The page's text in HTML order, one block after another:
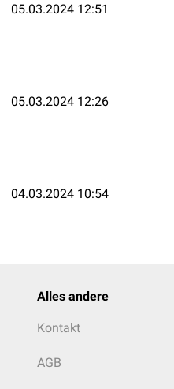
05.03.2024 12:51
05.03.2024 12:26
04.03.2024 10:54
Alles andere
Kontakt
AGB